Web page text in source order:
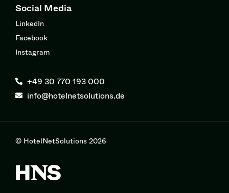
Social Media
LinkedIn
Facebook
Instagram
+49 30 770 193 000
info@hotelnetsolutions.de
© HotelNetSolutions 2026